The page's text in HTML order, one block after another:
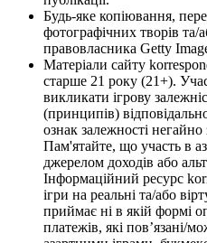
Будь-яке копіювання,
фотографічних творів та/
правовласника Getty
Матеріали сайту
старше 21 року (21+).
викликати ігрову
(принципів)
ознак залежності негайно
Пам'ятайте, що участь в
джерелом доходів або
Інформаційний ресурс
ігри на реальні та/або
приймає ні в якій формі
платежів, які пов’язані/